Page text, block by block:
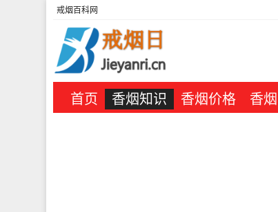
戒烟百科网
首页 香烟知识 香烟价格 香